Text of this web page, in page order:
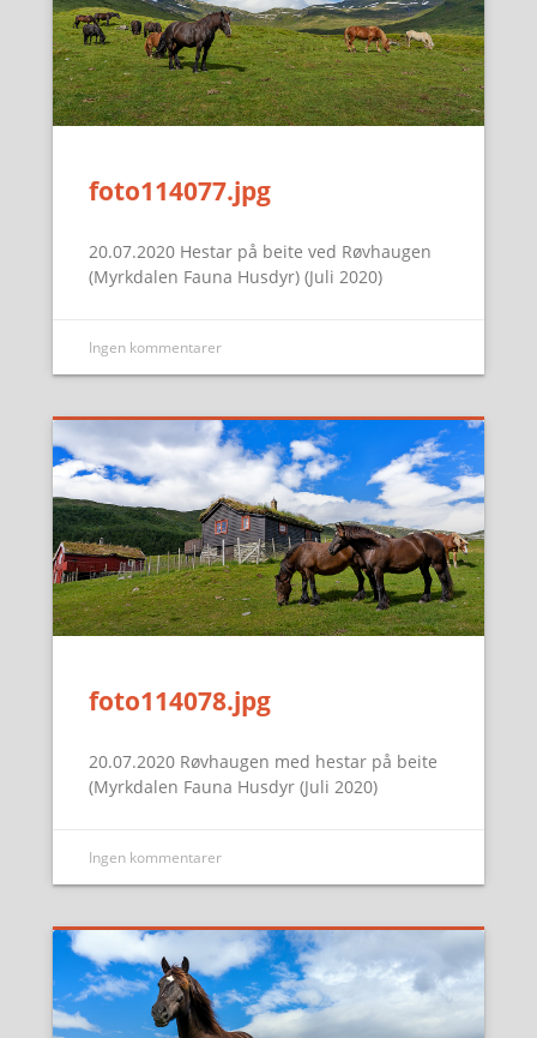
foto114077.jpg
20.07.2020 Hestar på beite ved Røvhaugen
(Myrkdalen Fauna Husdyr) (Juli 2020)
Ingen kommentarer
foto114078.jpg
20.07.2020 Røvhaugen med hestar på beite
(Myrkdalen Fauna Husdyr (Juli 2020)
Ingen kommentarer